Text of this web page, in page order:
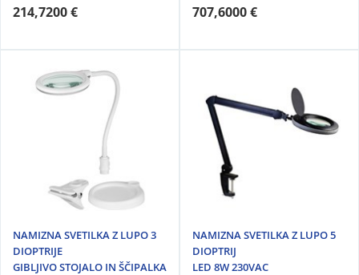
214,7200 € 707,6000 €
NAMIZNA SVETILKA Z LUPO 3
DIOPTRIJE
GIBLJIVO STOJALO IN ŠČIPALKA
NAMIZNA SVETILKA Z LUPO 5
DIOPTRIJ
LED 8W 230VAC